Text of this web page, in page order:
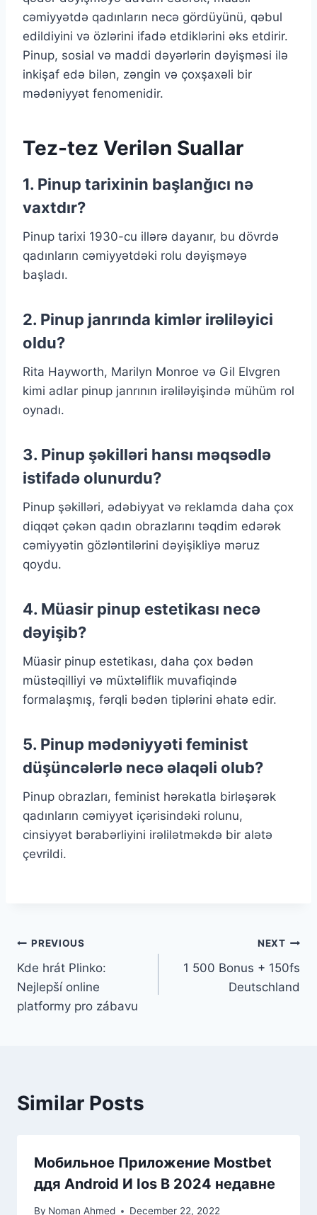
cəmiyyətdə qadınların necə gördüyünü, qəbul
edildiyini və özlərini ifadə etdiklərini əks etdirir.
Pinup, sosial və maddi dəyərlərin dəyişməsi ilə
inkişaf edə bilən, zəngin və çoxşaxəli bir
mədəniyyət fenomenidir.
Tez-tez Verilən Suallar
1. Pinup tarixinin başlanğıcı nə
vaxtdır?
Pinup tarixi 1930-cu illərə dayanır, bu dövrdə
qadınların cəmiyyətdəki rolu dəyişməyə
başladı.
2. Pinup janrında kimlər irəliləyici
oldu?
Rita Hayworth, Marilyn Monroe və Gil Elvgren
kimi adlar pinup janrının irəliləyişində mühüm rol
oynadı.
3. Pinup şəkilləri hansı məqsədlə
istifadə olunurdu?
Pinup şəkilləri, ədəbiyyat və reklamda daha çox
diqqət çəkən qadın obrazlarını təqdim edərək
cəmiyyətin gözləntilərini dəyişikliyə məruz
qoydu.
4. Müasir pinup estetikası necə
dəyişib?
Müasir pinup estetikası, daha çox bədən
müstəqilliyi və müxtəliflik muvafiqində
formalaşmış, fərqli bədən tiplərini əhatə edir.
5. Pinup mədəniyyəti feminist
düşüncələrlə necə əlaqəli olub?
Pinup obrazları, feminist hərəkatla birləşərək
qadınların cəmiyyət içərisindəki rolunu,
cinsiyyət bərabərliyini irəlilətməkdə bir alətə
çevrildi.
PREVIOUS
Kde hrát Plinko:
Nejlepší online
platformy pro zábavu
NEXT
1 500 Bonus + 150fs
Deutschland
Similar Posts
Мобильное Приложение Mostbet
ддя Android И Ios В 2024 недавне
By Noman Ahmed December 22, 2022